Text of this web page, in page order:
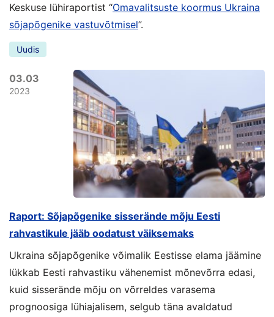
Keskuse lühiraportist “Omavalitsuste koormus Ukraina
sõjapõgenike vastuvõtmisel”.
Uudis
03.03
2023
Raport: Sõjapõgenike sisserände mõju Eesti
rahvastikule jääb oodatust väiksemaks
Ukraina sõjapõgenike võimalik Eestisse elama jäämine
lükkab Eesti rahvastiku vähenemist mõnevõrra edasi,
kuid sisserände mõju on võrreldes varasema
prognoosiga lühiajalisem, selgub täna avaldatud